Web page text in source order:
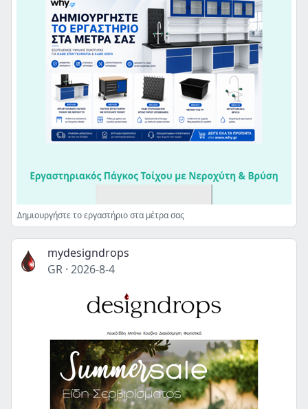
Δημιουργήστε το εργαστήριο στα μέτρα σας
mydesigndrops
GR · 2026-8-4